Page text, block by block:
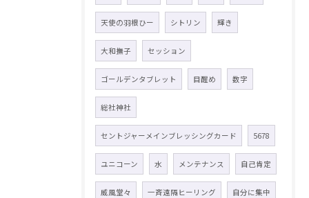
天使の羽根ひー シトリン 輝き
大和撫子 セッション
ゴールデンタブレット 目醒め 数字
総社神社
セントジャーメインブレッシングカード 5678
ユニコーン 水 メンテナンス 自己肯定
威風堂々 一斉遠隔ヒーリング 自分に集中